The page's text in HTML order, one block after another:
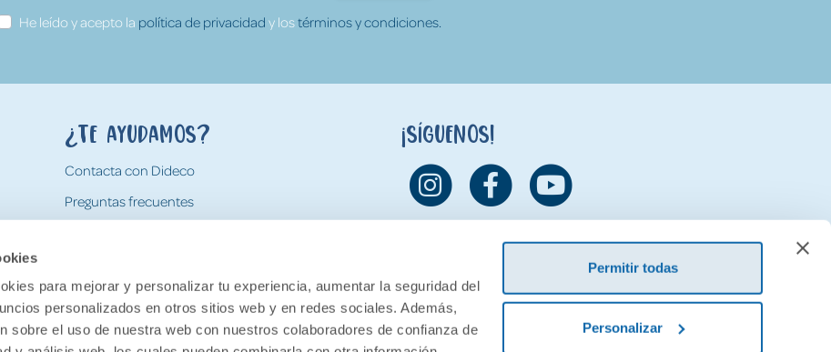
para mejorar y personalizar tu experiencia, aumentar la seguridad del
personalizados en otros sitios web y en redes sociales. Además,
sobre el uso de nuestra web con nuestros colaboradores de confianza de
Permitir todas
Personalizar
He leído y acepto la política de privacidad y lostérminos y condiciones.
¿Te ayudamos?
Contacta con Dideco
Preguntas frecuentes
Devoluciones
¡Síguenos!